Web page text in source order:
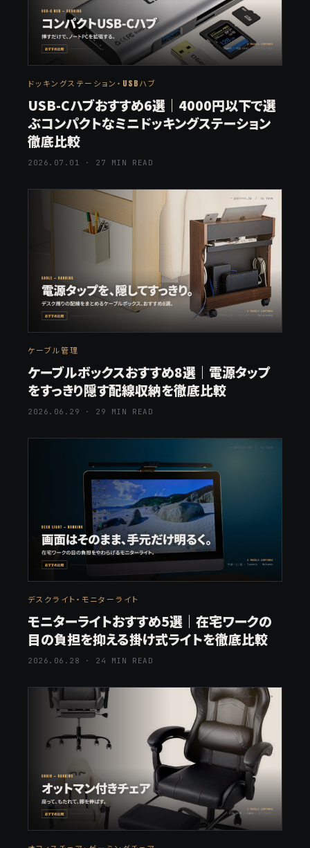
ドッキングステーション・USBハブ
USB-Cハブおすすめ6選｜4000円以下で選
ぶコンパクトなミニドッキングステーション
徹底比較
2026.07.01 · 27 MIN READ
ケーブル管理
ケーブルボックスおすすめ8選｜電源タップ
をすっきり隠す配線収納を徹底比較
2026.06.29 · 29 MIN READ
デスクライト・モニターライト
モニターライトおすすめ5選｜在宅ワークの
目の負担を抑える掛け式ライトを徹底比較
2026.06.28 · 24 MIN READ